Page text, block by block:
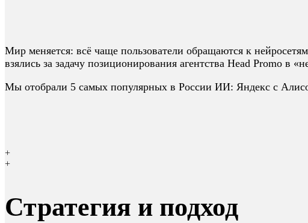
Мир меняется: всё чаще пользователи обращаются к
взялись за задачу позиционирования агентства Head Promo
Мы отобрали 5 самых популярных в России ИИ: Яндекс с
+
+
Стратегия и подход